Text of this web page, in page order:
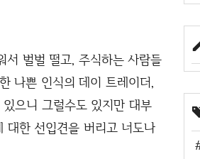
서 벌벌 떨고, 주식하는 사람들
나쁜 인식의 데이 트레이더,
으니 그럴수도 있지만 대부
대한 선입견을 버리고 너도나